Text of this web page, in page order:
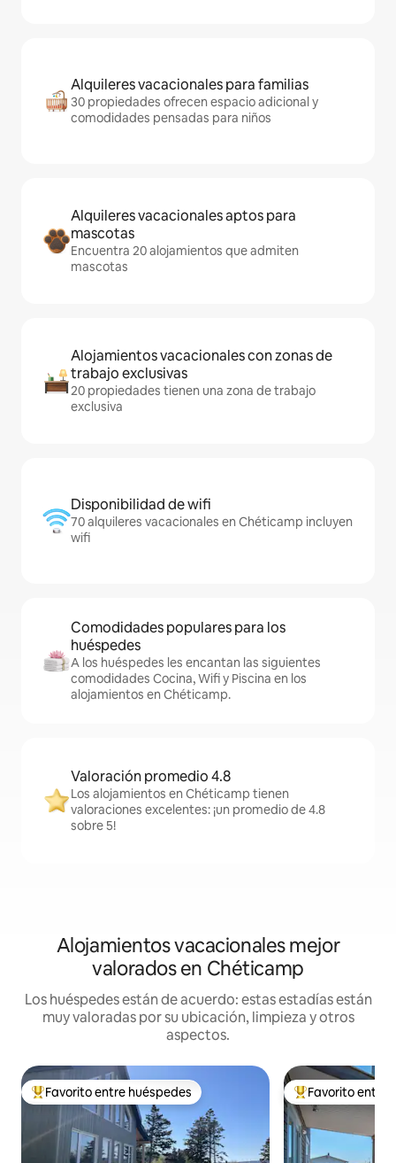
Alquileres vacacionales para familias
30 propiedades ofrecen espacio adicional y
comodidades pensadas para niños
Alquileres vacacionales aptos para
mascotas
Encuentra 20 alojamientos que admiten
mascotas
Alojamientos vacacionales con zonas de
trabajo exclusivas
20 propiedades tienen una zona de trabajo
exclusiva
Disponibilidad de wifi
70 alquileres vacacionales en Chéticamp incluyen
wifi
Comodidades populares para los
huéspedes
A los huéspedes les encantan las siguientes
comodidades Cocina, Wifi y Piscina en los
alojamientos en Chéticamp.
Valoración promedio 4.8
Los alojamientos en Chéticamp tienen
valoraciones excelentes: ¡un promedio de 4.8
sobre 5!
Alojamientos vacacionales mejor
valorados en Chéticamp
Los huéspedes están de acuerdo: estas estadías están
muy valoradas por su ubicación, limpieza y otros
aspectos.
Favorito entre huéspedes preferido
Favorito entre huéspedes Favorito entre
Favorito entre